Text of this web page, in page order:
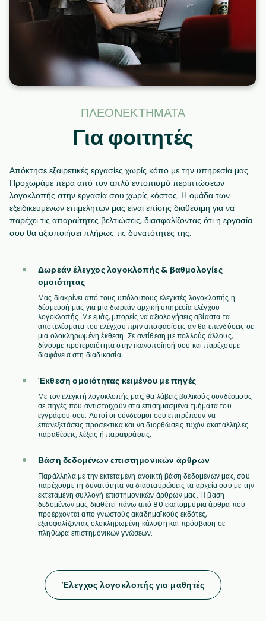
ΠΛΕΟΝΕΚΤΉΜΑΤΑ
Για φοιτητές
Απόκτησε εξαιρετικές εργασίες χωρίς κόπο με την υπηρεσία μας.
Προχωράμε πέρα από τον απλό εντοπισμό περιπτώσεων
λογοκλοπής στην εργασία σου χωρίς κόστος. Η ομάδα των
εξειδικευμένων επιμελητών μας είναι επίσης διαθέσιμη για να
παρέχει τις απαραίτητες βελτιώσεις, διασφαλίζοντας ότι η εργασία
σου θα αξιοποιήσει πλήρως τις δυνατότητές της.
Δωρεάν έλεγχος λογοκλοπής & βαθμολογίες
ομοιότητας
Μας διακρίνει από τους υπόλοιπους ελεγκτές λογοκλοπής η
δέσμευσή μας για μια δωρεάν αρχική υπηρεσία ελέγχου
λογοκλοπής. Με εμάς, μπορείς να αξιολογήσεις αβίαστα τα
αποτελέσματα του ελέγχου πριν αποφασίσεις αν θα επενδύσεις σε
μια ολοκληρωμένη έκθεση. Σε αντίθεση με πολλούς άλλους,
δίνουμε προτεραιότητα στην ικανοποίησή σου και παρέχουμε
διαφάνεια στη διαδικασία.
Έκθεση ομοιότητας κειμένου με πηγές
Με τον ελεγκτή λογοκλοπής μας, θα λάβεις βολικούς συνδέσμους
σε πηγές που αντιστοιχούν στα επισημασμένα τμήματα του
εγγράφου σου. Αυτοί οι σύνδεσμοι σου επιτρέπουν να
επανεξετάσεις προσεκτικά και να διορθώσεις τυχόν ακατάλληλες
παραθέσεις, λέξεις ή παραφράσεις.
Βάση δεδομένων επιστημονικών άρθρων
Παράλληλα με την εκτεταμένη ανοικτή βάση δεδομένων μας, σου
παρέχουμε τη δυνατότητα να διασταυρώσεις τα αρχεία σου με την
εκτεταμένη συλλογή επιστημονικών άρθρων μας. Η βάση
δεδομένων μας διαθέτει πάνω από 80 εκατομμύρια άρθρα που
προέρχονται από γνωστούς ακαδημαϊκούς εκδότες,
εξασφαλίζοντας ολοκληρωμένη κάλυψη και πρόσβαση σε
πληθώρα επιστημονικών γνώσεων.
Έλεγχος λογοκλοπής για μαθητές